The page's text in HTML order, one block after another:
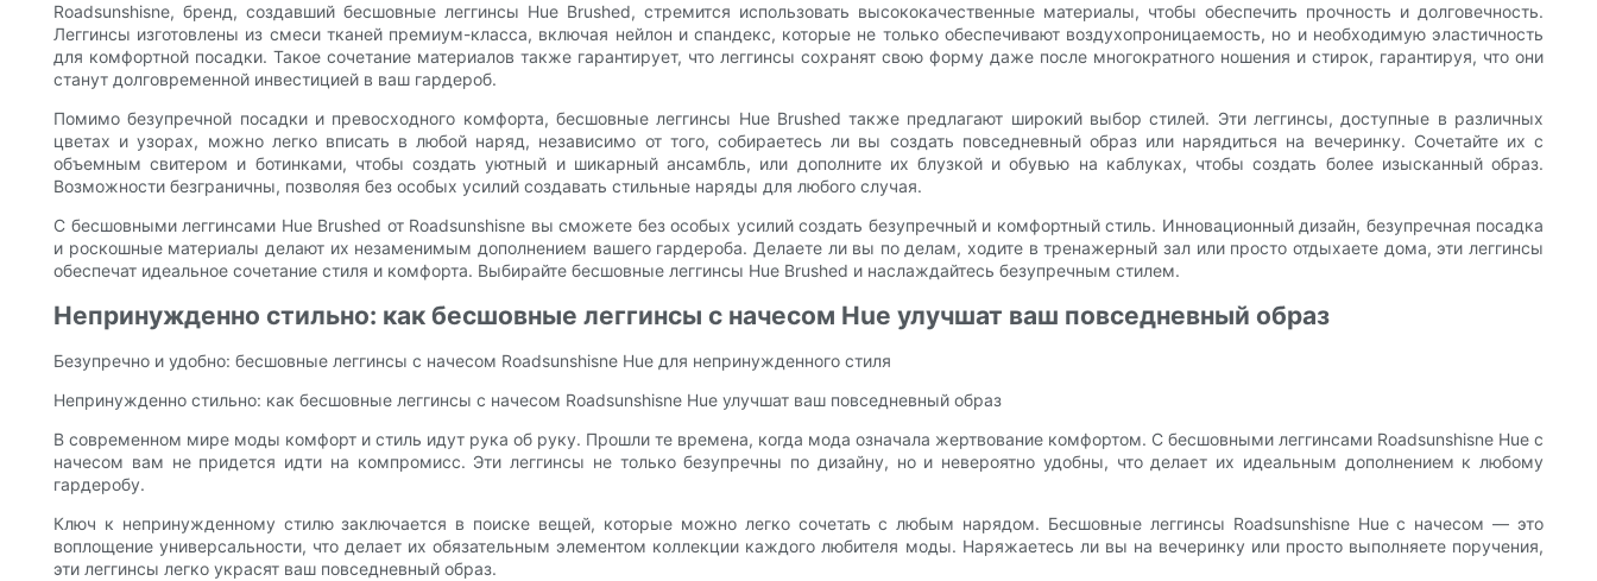
Roadsunshisne, бренд, создавший бесшовные леггинсы Hue Brushed, стремится использовать высококачественные материалы, чтобы обеспечить прочность и долговечность.
Леггинсы изготовлены из смеси тканей премиум-класса, включая нейлон и спандекс, которые не только обеспечивают воздухопроницаемость, но и необходимую эластичность
для комфортной посадки. Такое сочетание материалов также гарантирует, что леггинсы сохранят свою форму даже после многократного ношения и стирок, гарантируя, что они
станут долговременной инвестицией в ваш гардероб.
Помимо безупречной посадки и превосходного комфорта, бесшовные леггинсы Hue Brushed также предлагают широкий выбор стилей. Эти леггинсы, доступные в различных
цветах и ​​узорах, можно легко вписать в любой наряд, независимо от того, собираетесь ли вы создать повседневный образ или нарядиться на вечеринку. Сочетайте их с
объемным свитером и ботинками, чтобы создать уютный и шикарный ансамбль, или дополните их блузкой и обувью на каблуках, чтобы создать более изысканный образ.
Возможности безграничны, позволяя без особых усилий создавать стильные наряды для любого случая.
С бесшовными леггинсами Hue Brushed от Roadsunshisne вы сможете без особых усилий создать безупречный и комфортный стиль. Инновационный дизайн, безупречная посадка
и роскошные материалы делают их незаменимым дополнением вашего гардероба. Делаете ли вы по делам, ходите в тренажерный зал или просто отдыхаете дома, эти леггинсы
обеспечат идеальное сочетание стиля и комфорта. Выбирайте бесшовные леггинсы Hue Brushed и наслаждайтесь безупречным стилем.
Непринужденно стильно: как бесшовные леггинсы с начесом Hue улучшат ваш повседневный образ
Безупречно и удобно: бесшовные леггинсы с начесом Roadsunshisne Hue для непринужденного стиля
Непринужденно стильно: как бесшовные леггинсы с начесом Roadsunshisne Hue улучшат ваш повседневный образ
В современном мире моды комфорт и стиль идут рука об руку. Прошли те времена, когда мода означала жертвование комфортом. С бесшовными леггинсами Roadsunshisne Hue с
начесом вам не придется идти на компромисс. Эти леггинсы не только безупречны по дизайну, но и невероятно удобны, что делает их идеальным дополнением к любому
гардеробу.
Ключ к непринужденному стилю заключается в поиске вещей, которые можно легко сочетать с любым нарядом. Бесшовные леггинсы Roadsunshisne Hue с начесом — это
воплощение универсальности, что делает их обязательным элементом коллекции каждого любителя моды. Наряжаетесь ли вы на вечеринку или просто выполняете поручения,
эти леггинсы легко украсят ваш повседневный образ.